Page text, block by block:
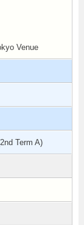
Venue
Term A)